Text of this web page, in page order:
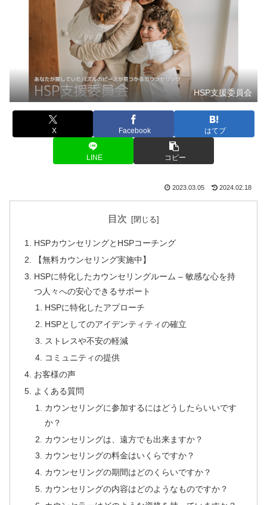
HSP支援委員会
X Facebook はてブ
LINE コピー
2023.03.05 2024.02.18
目次
HSPカウンセリングとHSPコーチング
【無料カウンセリング実施中】
HSPに特化したカウンセリングルーム – 敏感な心を持
つ人々への安心できるサポート
HSPに特化したアプローチ
HSPとしてのアイデンティティの確立
ストレスや不安の軽減
コミュニティの提供
お客様の声
よくある質問
カウンセリングに参加するにはどうしたらいいです
か？
カウンセリングは、遠方でも出来ますか？
カウンセリングの料金はいくらですか？
カウンセリングの期間はどのくらいですか？
カウンセリングの内容はどのようなものですか？